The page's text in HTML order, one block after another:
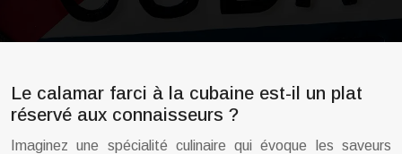
Le calamar farci à la cubaine est-il un plat
réservé aux connaisseurs ?
Imaginez une spécialité culinaire qui évoque les saveurs